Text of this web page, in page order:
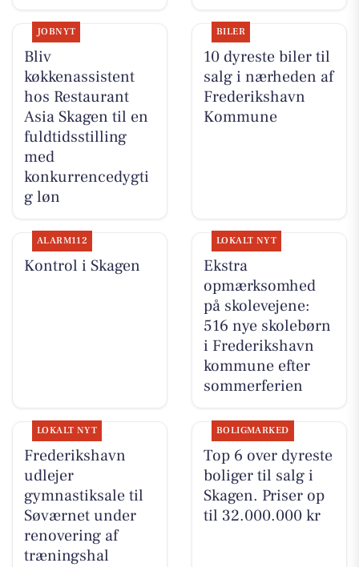
JOBNYT
Bliv
køkkenassistent
hos Restaurant
Asia Skagen til en
fuldtidsstilling
med
konkurrencedygti
g løn
BILER
10 dyreste biler til
salg i nærheden af
Frederikshavn
Kommune
ALARM112
Kontrol i Skagen
LOKALT NYT
Ekstra
opmærksomhed
på skolevejene:
516 nye skolebørn
i Frederikshavn
kommune efter
sommerferien
LOKALT NYT
Frederikshavn
udlejer
gymnastiksale til
Søværnet under
renovering af
træningshal
BOLIGMARKED
Top 6 over dyreste
boliger til salg i
Skagen. Priser op
til 32.000.000 kr